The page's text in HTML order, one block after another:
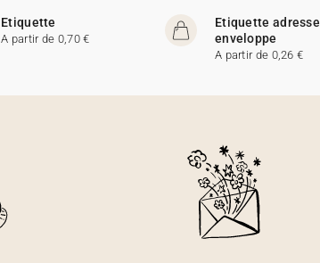
Etiquette
A partir de 0,70 €
Etiquette adresse
enveloppe
A partir de 0,26 €